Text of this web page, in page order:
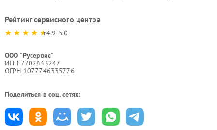
Рейтинг сервисного центра
4.9-5.0
ООО "Русервис"
ИНН 7702633247
ОГРН 1077746335776
Поделиться в соц. сетях: